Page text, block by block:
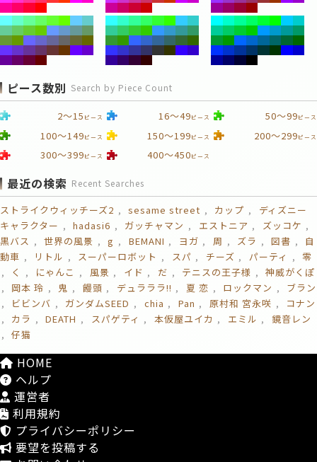
ピース数別 Search by Piece Count
2～15 ピース 16～49ピース 50～99ピース
100～149ピース 150～199ピース 200～299ピース
300～399ピース 400～450ピース
最近の検索 Recent Searches
ストライクウィッチーズ2 sesame street カップ
ディズニー
キャラクター
hadasi6 ガッチャマン エストニア
ズッコケ
黒バス
世界の風景 g BEMANI ヨガ 周 ズラ 図書
自
動車
リトル スーパーロボット スパ チーズ パーティ
零
く
にゃんこ 風景 イド だ テニスの王子様
神威がくぽ
岡本 玲
鬼 饅頭 デュラララ!! 夏 恋 ロックマン
ブラン
ビビンバ
ガンダムSEED chia Pan 原村和 宮永咲
コナン
カラ
DEATH スパゲティ 本仮屋ユイカ エミル
鏡音レン
仔猫
HOME
ヘルプ
運営者
利用規約
プライバシーポリシー
要望を投稿する